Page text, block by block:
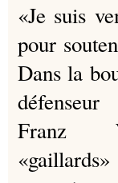
«Je suis
pour
Dans la
Franz